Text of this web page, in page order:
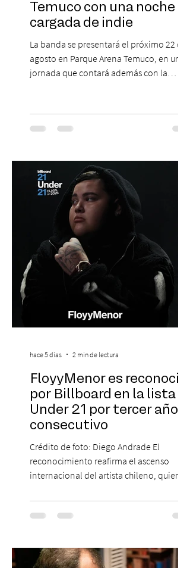
Temuco con una noche
cargada de indie
La banda se presentará el próximo 22 de
agosto en Parque Arena Temuco, en una
jornada que contará además con la
agosto, el Parque Arena Temuco será
escenario de una noche dedicada al indie
banda que llegará a la capital de La
Araucanía para ofrecer un show cargado
de energía, guitarras y canciones que han
marcado su breve pero exitosa trayectoria.
FloyyMenor es reconocido
por Billboard en la lista 21
Under 21 por tercer año
consecutivo
Crédito de foto: Diego Andrade El
reconocimiento reafirma el ascenso
internacional del artista chileno, quien
en la escena global. MIAMI, FL (3 de agosto
de 2026) — FloyyMenor ha sido
Under 21 por tercer año consecutivo,
formando parte una vez más de la
hace 5 días 2 min de lectura